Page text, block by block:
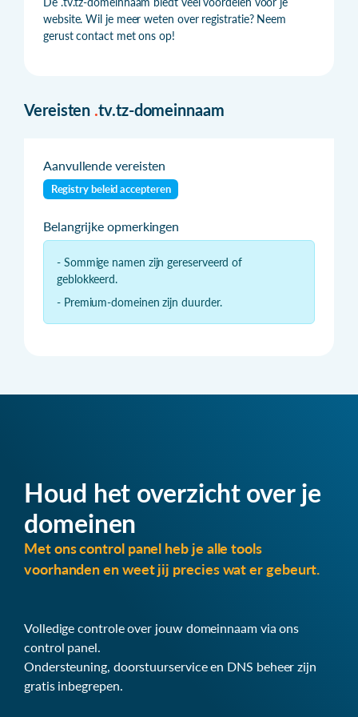
website. Wil je meer weten over registratie? Neem
gerust contact met ons op!
Vereisten .tv.tz-domeinnaam
Aanvullende vereisten
Registry beleid accepteren
Belangrijke opmerkingen
- Sommige namen zijn gereserveerd of
geblokkeerd.
- Premium-domeinen zijn duurder.
Houd het overzicht over je
domeinen
Met ons control panel heb je alle tools
voorhanden en weet jij precies wat er gebeurt.
Volledige controle over jouw domeinnaam via ons
control panel.
Ondersteuning, doorstuurservice en DNS beheer zijn
gratis inbegrepen.